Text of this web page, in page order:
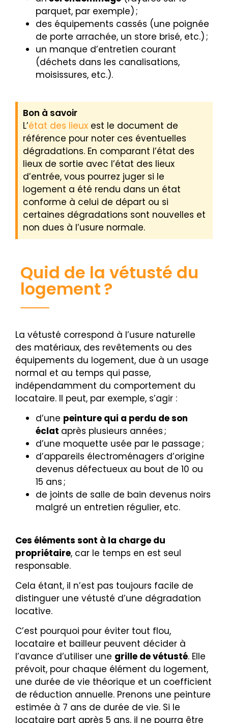
parquet, par exemple) ;
des équipements cassés (une poignée
de porte arrachée, un store brisé, etc.) ;
un manque d’entretien courant
(déchets dans les canalisations,
moisissures, etc.).
Bon à savoir
L’état des lieux est le document de
référence pour noter ces éventuelles
dégradations. En comparant l’état des
lieux de sortie avec l’état des lieux
d’entrée, vous pourrez juger si le
logement a été rendu dans un état
conforme à celui de départ ou si
certaines dégradations sont nouvelles et
non dues à l’usure normale.
Quid de la vétusté du
logement ?
La vétusté correspond à l’usure naturelle
des matériaux, des revêtements ou des
équipements du logement, due à un usage
normal et au temps qui passe,
indépendamment du comportement du
locataire. Il peut, par exemple, s’agir :
d’une peinture qui a perdu de son
éclat après plusieurs années ;
d’une moquette usée par le passage ;
d’appareils électroménagers d’origine
devenus défectueux au bout de 10 ou
15 ans ;
de joints de salle de bain devenus noirs
malgré un entretien régulier, etc.
Ces éléments sont à la charge du
propriétaire, car le temps en est seul
responsable.
Cela étant, il n’est pas toujours facile de
distinguer une vétusté d’une dégradation
locative.
C’est pourquoi pour éviter tout flou,
locataire et bailleur peuvent décider à
l’avance d’utiliser une grille de vétusté. Elle
prévoit, pour chaque élément du logement,
une durée de vie théorique et un coefficient
de réduction annuelle. Prenons une peinture
estimée à 7 ans de durée de vie. Si le
locataire part après 5 ans, il ne pourra être